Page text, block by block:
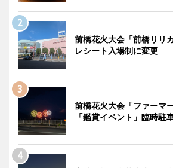
前橋花火大会「前橋リリ
レシート入場制に変更
前橋花火大会「ファーマ
「鑑賞イベント」臨時駐